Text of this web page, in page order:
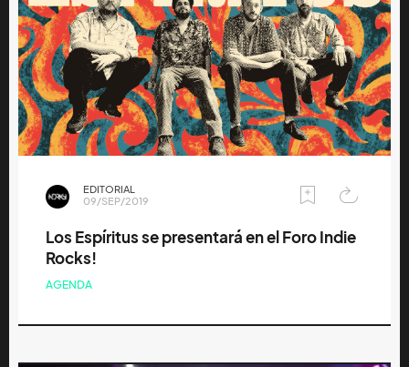
EDITORIAL
09/SEP/2019
Los Espíritus se presentará en el Foro Indie
Rocks!
AGENDA